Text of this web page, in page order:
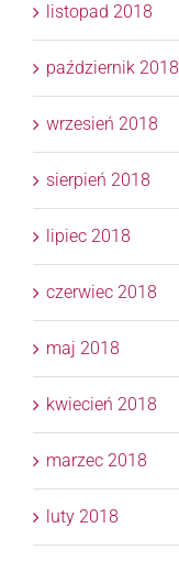
listopad 2018
październik 2018
wrzesień 2018
sierpień 2018
lipiec 2018
czerwiec 2018
maj 2018
kwiecień 2018
marzec 2018
luty 2018